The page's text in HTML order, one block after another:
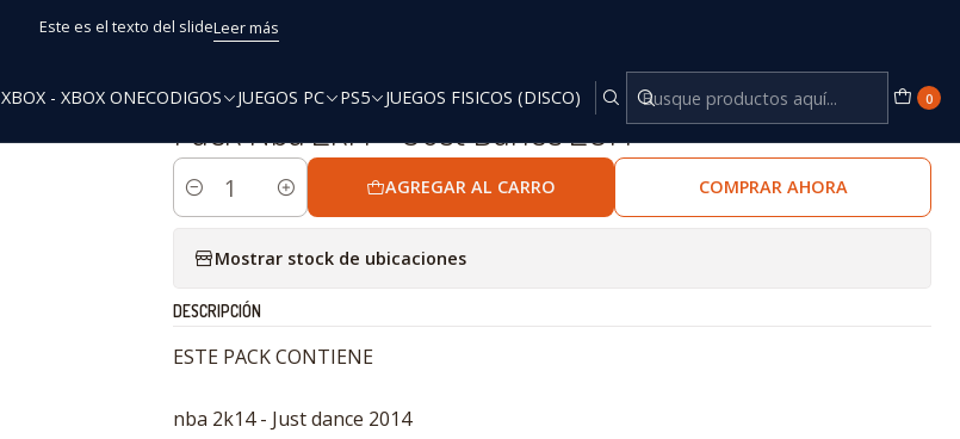
XBOX - XBOX ONECODIGOS JUEGOS PC PS5 JUEGOS FISICOS (DISCO) 0
Este es el texto del slideLeer más
PS3 Digitales Pack Nba 2k14 - Just Dance 2014
|
Pack Nba 2k14 - Just Dance 2014
Cantidad
AGREGAR AL CARRO COMPRAR AHORA
Mostrar stock de ubicaciones
DESCRIPCIÓN
ESTE PACK CONTIENE
nba 2k14 - Just dance 2014